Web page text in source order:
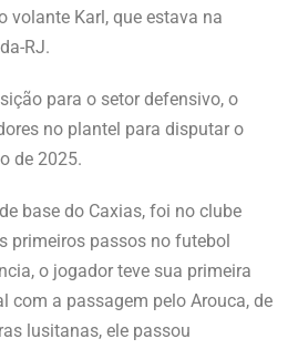
volante Karl, que estava na
RJ.
para o setor defensivo, o
no plantel para disputar o
de 2025.
base do Caxias, foi no clube
primeiros passos no futebol
o jogador teve sua primeira
com a passagem pelo Arouca, de
lusitanas, ele passou